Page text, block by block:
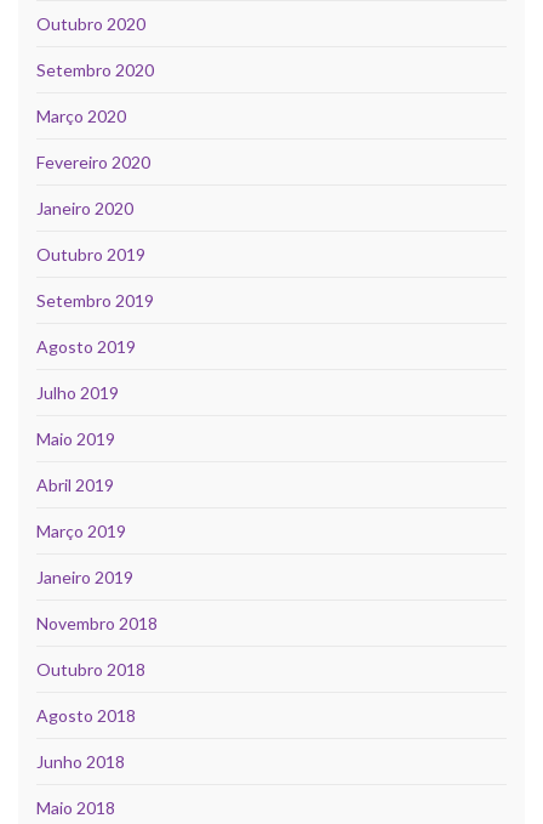
Outubro 2020
Setembro 2020
Março 2020
Fevereiro 2020
Janeiro 2020
Outubro 2019
Setembro 2019
Agosto 2019
Julho 2019
Maio 2019
Abril 2019
Março 2019
Janeiro 2019
Novembro 2018
Outubro 2018
Agosto 2018
Junho 2018
Maio 2018